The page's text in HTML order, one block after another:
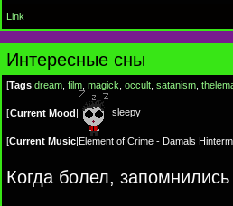
Link
Интересные сны
[Tags|dream film magick occult satanism
[Current Mood| sleepy
[Current Music|Element of Crime - Damals
Когда болел,